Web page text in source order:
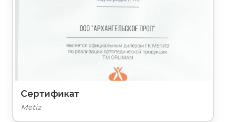
Сертификат
Metiz